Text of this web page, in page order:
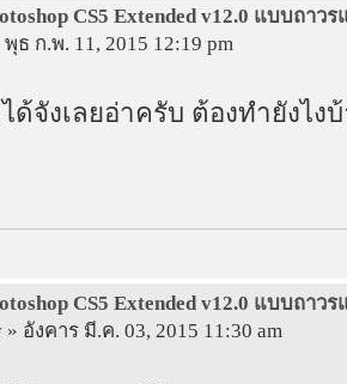
CS5 Extended v12.0 แบบถาว
พุธ ก.พ. 11, 2015 12:19 pm
ด้จังเลยอ่าครับ ต้องทำยังไง
CS5 Extended v12.0 แบบถาว
» อังคาร มี.ค. 03, 2015 11:30 am